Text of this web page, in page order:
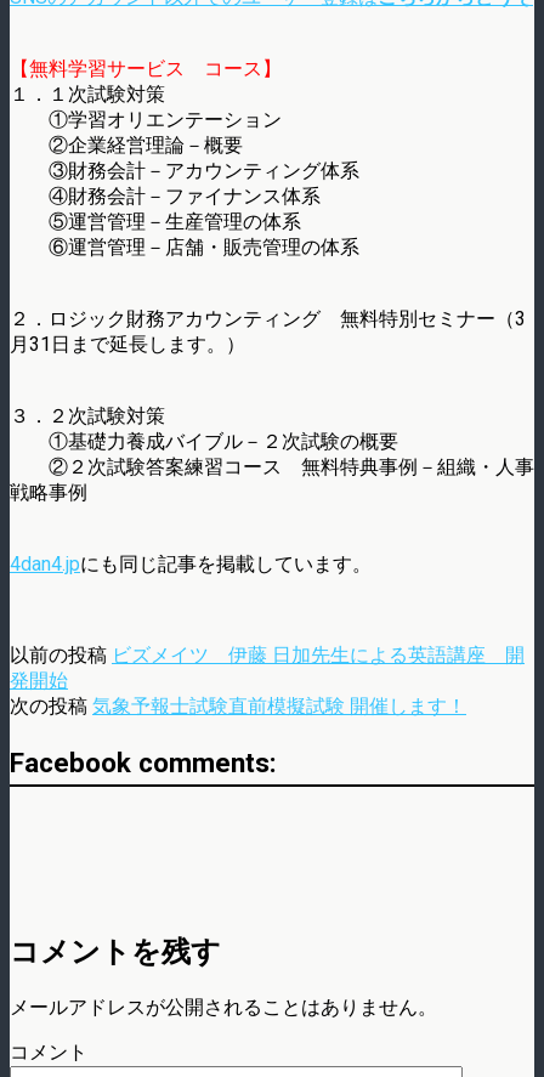
【無料学習サービス コース】
１．１次試験対策
①学習オリエンテーション
②企業経営理論－概要
③財務会計－アカウンティング体系
④財務会計－ファイナンス体系
⑤運営管理－生産管理の体系
⑥運営管理－店舗・販売管理の体系
２．ロジック財務アカウンティング 無料特別セミナー（3
月31日まで延長します。）
３．２次試験対策
①基礎力養成バイブル－２次試験の概要
②２次試験答案練習コース 無料特典事例－組織・人事
戦略事例
4dan4.jpにも同じ記事を掲載しています。
以前の投稿 ビズメイツ 伊藤 日加先生による英語講座 開
発開始
次の投稿 気象予報士試験直前模擬試験 開催します！
Facebook comments:
コメントを残す
メールアドレスが公開されることはありません。
コメント